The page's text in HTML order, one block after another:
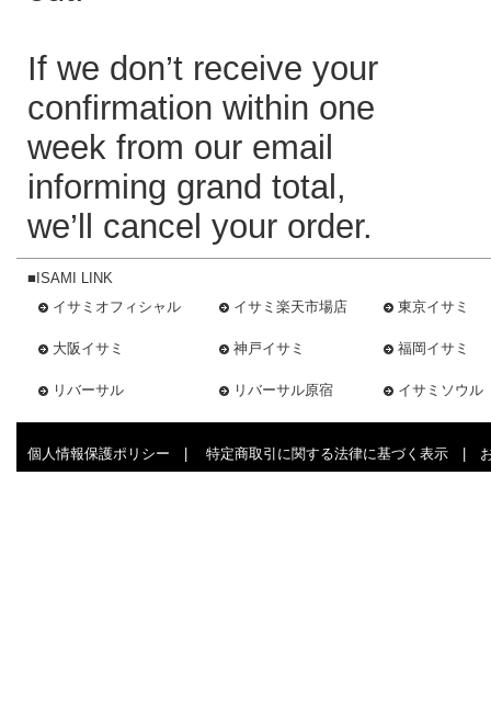
If we don’t receive your
confirmation within one
week from our email
informing grand total,
we’ll cancel your order.
■ISAMI LINK
イサミオフィシャル
イサミ楽天市場店 東京イサミ
大阪イサミ 神戸イサミ 福岡イサミ
リバーサル リバーサル原宿 イサミソウル
個人情報保護ポリシー 特定商取引に関する法律に基づく表示